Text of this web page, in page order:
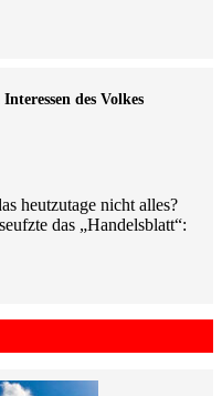
des Volkes
heutzutage nicht alles?
das „Handelsblatt“: